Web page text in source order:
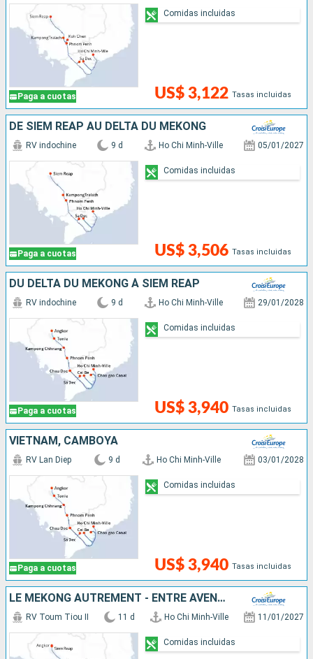
Paga a cuotas US$ 3,122 Tasas incluidas
Comidas incluidas
DE SIEM REAP AU DELTA DU MÉKONG
Paga a cuotas
RV indochine 9 d Ho Chi Minh-Ville 05/01/2027
US$ 3,506 Tasas incluidas
Comidas incluidas
DU DELTA DU MÉKONG À SIEM REAP
Paga a cuotas
RV indochine 9 d Ho Chi Minh-Ville 29/01/2028
US$ 3,940 Tasas incluidas
Comidas incluidas
VIETNAM, CAMBOYA
Paga a cuotas
RV Lan Diep 9 d Ho Chi Minh-Ville 03/01/2028
US$ 3,940 Tasas incluidas
Comidas incluidas
LE MÉKONG AUTREMENT - ENTRE AVENTURE ET SITES INCONTOURNABLES
RV Toum Tiou II 11 d Ho Chi Minh-Ville 11/01/2027
Comidas incluidas